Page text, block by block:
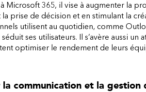
Microsoft 365, il vise à augmenter la
prise de décision et en stimulant la
utilisent au quotidien, comme
ses utilisateurs. Il s’avère aussi
optimiser le rendement de leurs
communication et la gestion